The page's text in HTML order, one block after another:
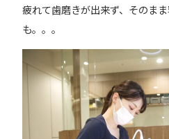
疲れて歯磨きが出来ず、そのま
も。。。